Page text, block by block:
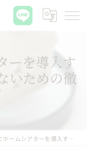
ーを導入す
いための徹
ターを導入する際の費用と後悔しないための徹底ガイド